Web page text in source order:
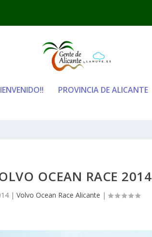
PROVINCIA DE ALICANTE
OCEAN RACE 2014
|Volvo Ocean Race Alicante |